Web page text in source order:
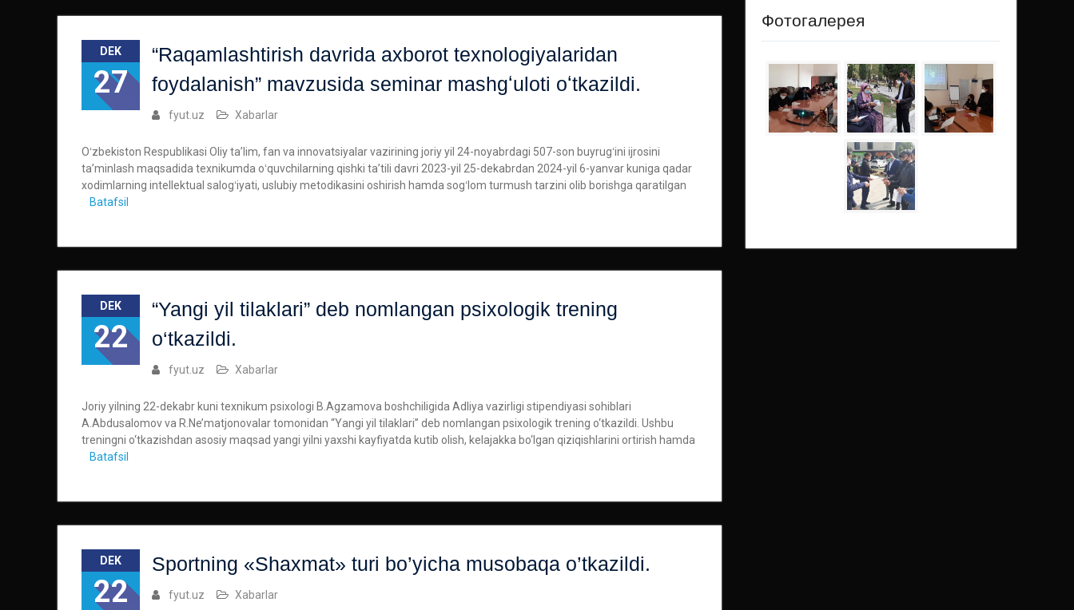
DEK
27
“Raqamlashtirish davrida axborot texnologiyalaridan
foydalanish” mavzusida seminar mashgʻuloti oʻtkazildi.
fyut.uz Xabarlar
Oʻzbekiston Respublikasi Oliy taʼlim, fan va innovatsiyalar vazirining joriy yil 24-noyabrdagi 507-son buyrugʻini ijrosini
taʼminlash maqsadida texnikumda oʻquvchilarning qishki taʼtili davri 2023-yil 25-dekabrdan 2024-yil 6-yanvar kuniga qadar
xodimlarning intellektual salogʻiyati, uslubiy metodikasini oshirish hamda sogʻlom turmush tarzini olib borishga qaratilgan
Batafsil
DEK
22
“Yangi yil tilaklari” deb nomlangan psixologik trening
o‘tkazildi.
fyut.uz Xabarlar
Joriy yilning 22-dekabr kuni texnikum psixologi B.Agzamova boshchiligida Adliya vazirligi stipendiyasi sohiblari
A.Abdusalomov va R.Ne’matjonovalar tomonidan “Yangi yil tilaklari” deb nomlangan psixologik trening o‘tkazildi. Ushbu
treningni o‘tkazishdan asosiy maqsad yangi yilni yaxshi kayfiyatda kutib olish, kelajakka bo‘lgan qiziqishlarini ortirish hamda
Batafsil
DEK
22
Sportning «Shaxmat» turi bo’yicha musobaqa o’tkazildi.
fyut.uz Xabarlar
Фотогалерея